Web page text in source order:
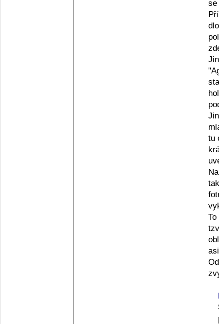
se
tu